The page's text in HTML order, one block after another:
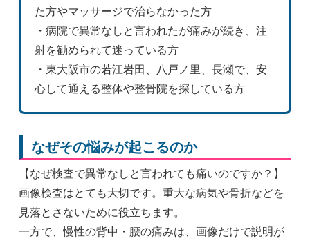
た方やマッサージで治らなかった方
・病院で異常なしと言われたが痛みが続き、注
射を勧められて迷っている方
・東大阪市の若江岩田、八戸ノ里、長瀬で、安
心して通える整体や整骨院を探している方
なぜその悩みが起こるのか
【なぜ検査で異常なしと言われても痛いのですか？】
画像検査はとても大切です。重大な病気や骨折などを
見落とさないために役立ちます。
一方で、慢性の背中・腰の痛みは、画像だけで説明が